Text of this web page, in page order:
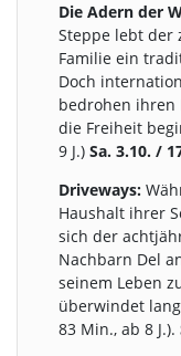
Die Adern der
Steppe lebt der
Familie ein
Doch
bedrohen ihren
die Freiheit
9 J.)Sa. 3.10. /
Driveways:
Haushalt ihrer
sich der
Nachbarn Del
seinem Leben
überwindet
83 Min., ab 8 J.).